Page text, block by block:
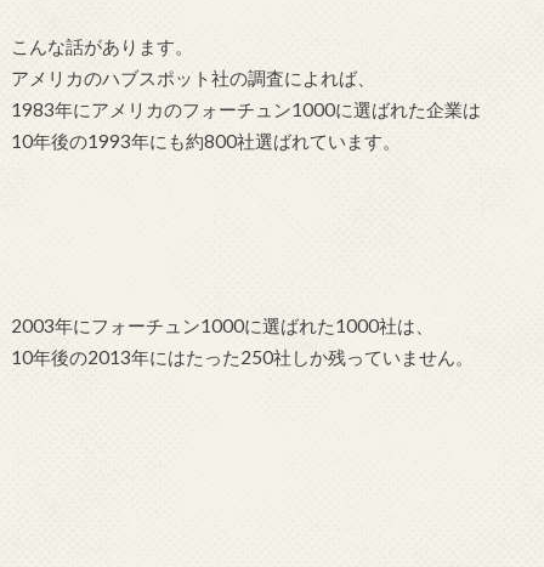
こんな話があります。
アメリカのハブスポット社の調査によれば、
1983年にアメリカのフォーチュン1000に選ばれた企業は
10年後の1993年にも約800社選ばれています。
2003年にフォーチュン1000に選ばれた1000社は、
10年後の2013年にはたった250社しか残っていません。